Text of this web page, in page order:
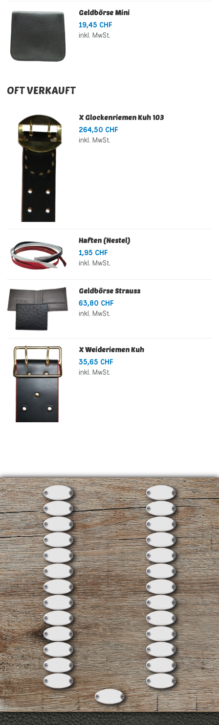
Geldbörse Mini
19,45 CHF
inkl. MwSt.
OFT VERKAUFT
X Glockenriemen Kuh 103
264,50 CHF
inkl. MwSt.
Haften (Nestel)
1,95 CHF
inkl. MwSt.
Geldbörse Strauss
63,80 CHF
inkl. MwSt.
X Weideriemen Kuh
35,65 CHF
inkl. MwSt.